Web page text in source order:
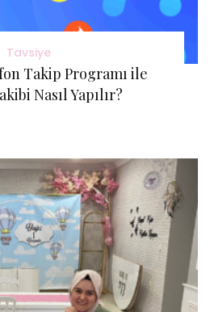
Tavsiye
Takip Programı ile
Nasıl Yapılır?